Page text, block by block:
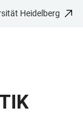
Heidelberg